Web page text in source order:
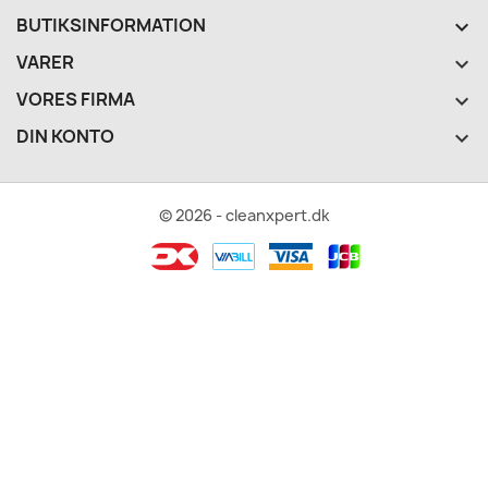
BUTIKSINFORMATION keyboard_arrow_down
VARER 
VORES FIRMA 
DIN KONTO 
© 2026 - cleanxpert.dk